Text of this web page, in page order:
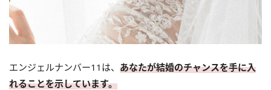
エンジェルナンバー11は、 あなたが結婚のチャンスを手に入
れることを示しています。